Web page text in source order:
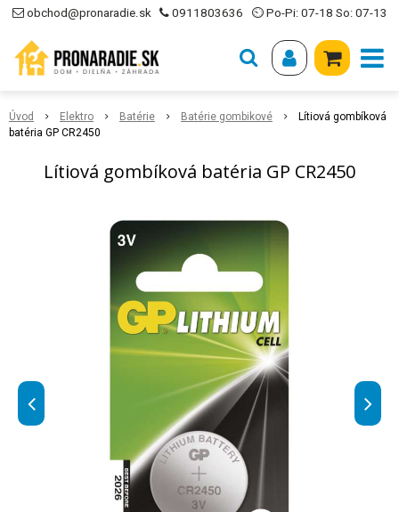
obchod@pronaradie.sk 0911803636 ⏲ Po-Pi: 07-18 So: 07-13
Úvod Elektro Batérie Batérie gombikové
Lítiová gombíková
batéria GP CR2450
Lítiová gombíková batéria GP CR2450